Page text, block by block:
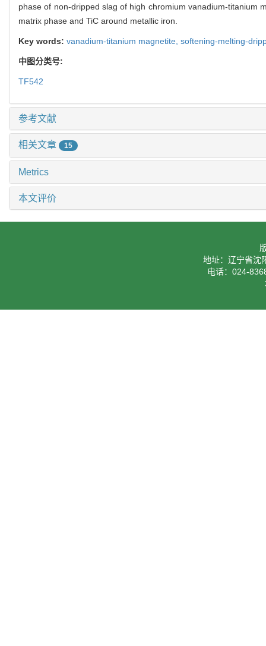
phase of non-dripped slag of high chromium vanadium-titanium
matrix phase and TiC around metallic iron.
Key words: vanadium-titanium magnetite, softening-melting-
中图分类号:
TF542
参考文献
相关文章 15
Metrics
本文评价
地址：辽宁省沈
电话：024-